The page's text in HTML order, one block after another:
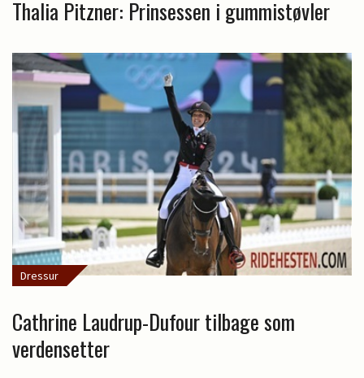
Thalia Pitzner: Prinsessen i gummistøvler
Dressur
Cathrine Laudrup-Dufour tilbage som
verdensetter